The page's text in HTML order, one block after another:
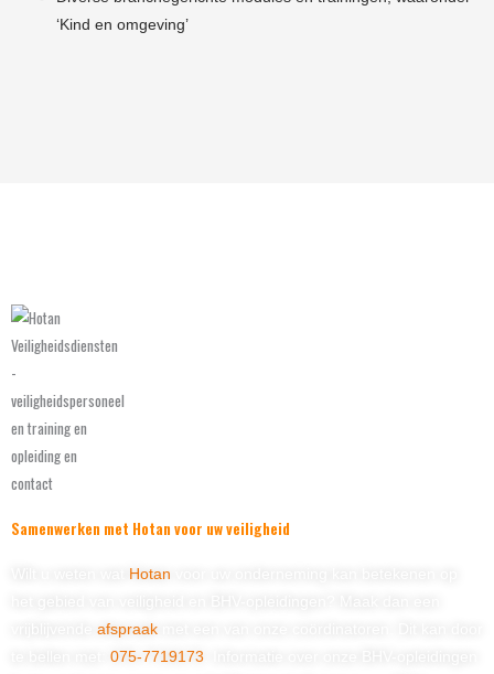
‘Kind en omgeving’
Samenwerken met Hotan voor uw veiligheid
Hotan
afspraak
075-7719173